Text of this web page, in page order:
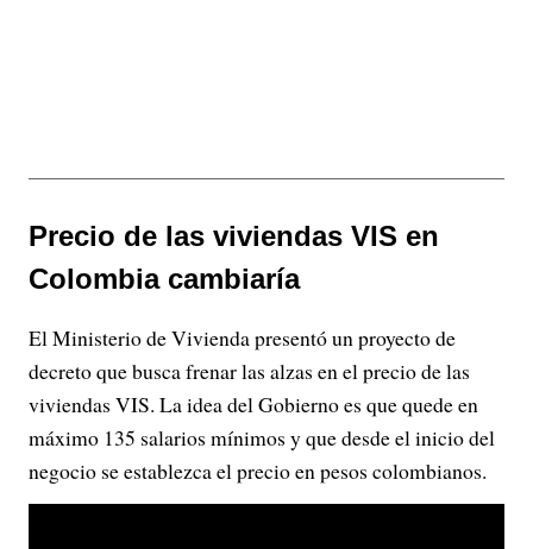
Precio de las viviendas VIS en
Colombia cambiaría
El Ministerio de Vivienda presentó un proyecto de
decreto que busca frenar las alzas en el precio de las
viviendas VIS. La idea del Gobierno es que quede en
máximo 135 salarios mínimos y que desde el inicio del
negocio se establezca el precio en pesos colombianos.